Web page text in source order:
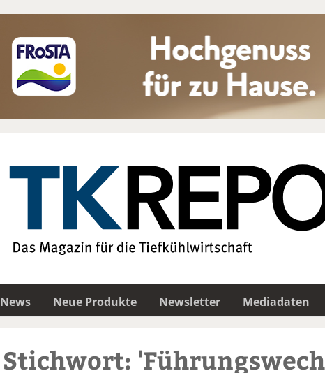
News Neue Produkte Newsletter
Mediadaten
Stichwort: